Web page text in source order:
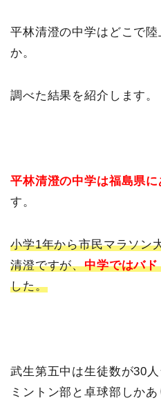
平林清澄の中学はどこで
か。
調べた結果を紹介します。
平林清澄の中学は福島県
す。
小学1年から市民マラソン
清澄ですが、中学ではバ
した。
武生第五中は生徒数が30
ミントン部と卓球部しかあ